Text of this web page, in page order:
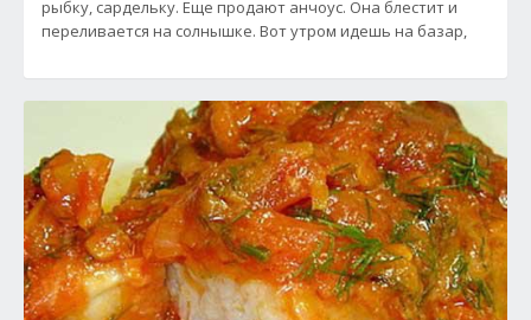
рыбку, сардельку. Еще продают анчоус. Она блестит и
переливается на солнышке. Вот утром идешь на базар,